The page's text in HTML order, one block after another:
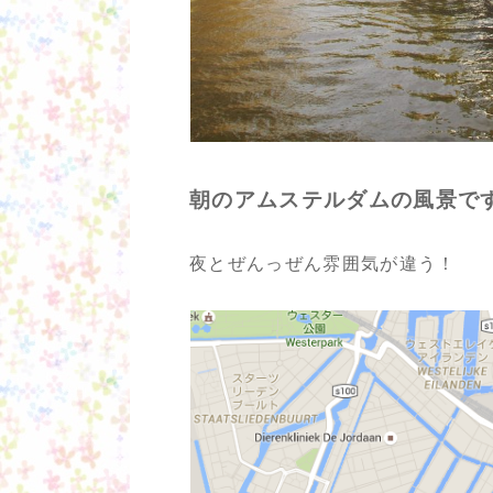
朝のアムステルダムの風景で
夜とぜんっぜん雰囲気が違う！